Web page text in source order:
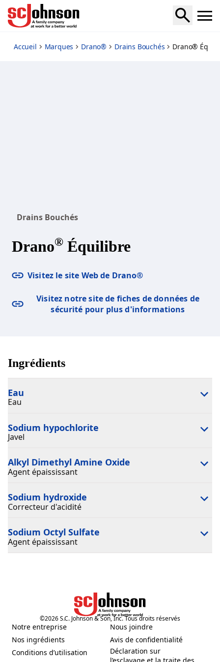
balance
Accueil Marques Drano® Drains Bouchés Drano®
Drains Bouchés
Drano® Équilibre​
Visitez le site Web de Drano®
Visitez notre site de fiches de données de
sécurité pour plus d'informations
Ingrédients
Eau
Eau
Sodium hypochlorite
Javel
Alkyl Dimethyl Amine Oxide
Agent épaississant
Sodium hydroxide
Correcteur d'acidité
Sodium Octyl Sulfate
Agent épaississant
©2026S.C. Johnson & Son, Inc. Tous droits réservés
Notre entreprise
(Opens in a new tab)
Nos ingrédients
(Opens in a new tab)
Conditions d’utilisation
(Opens in a new tab)
Nous joindre
(Opens in a new tab)
Avis de confidentialité
(Opens in a new tab)
Déclaration sur